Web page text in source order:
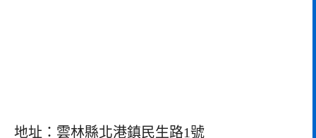
地址：雲林縣北港鎮民生路1號